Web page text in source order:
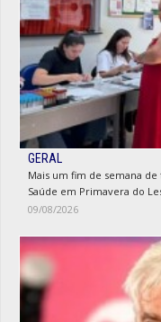
GERAL
Mais um fim de semana
Saúde em Primavera do
09/08/2026